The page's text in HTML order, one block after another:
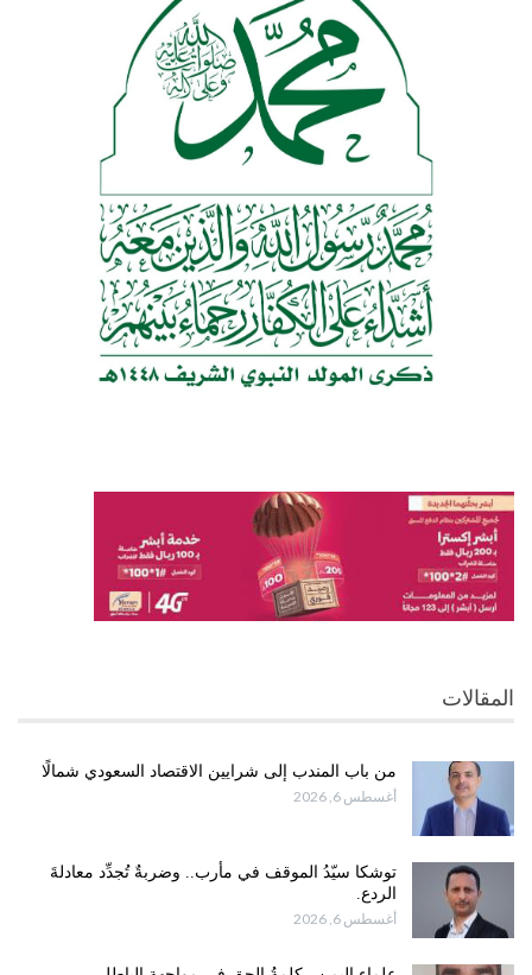
المقالات
من باب المندب إلى شرايين الاقتصاد السعودي شمالًا
أغسطس 6, 2026
توشكا سيّدُ الموقف في مأرب.. وضربةٌ تُجدِّد معادلةَ
الردع.
أغسطس 6, 2026